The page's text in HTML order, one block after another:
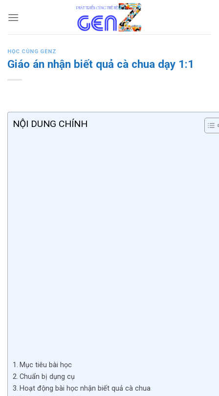
HỌC CÙNG GENZ
Giáo án nhận biết quả cà chua dạy 1:1
NỘI DUNG CHÍNH
Mục tiêu bài học
Chuẩn bị dụng cụ
Hoạt động bài học nhận biết quả cà chua